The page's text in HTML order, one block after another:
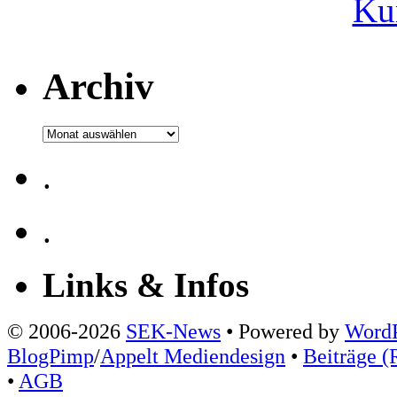
Archiv
Archiv
.
.
Links & Infos
© 2006-2026 SEK-News • Powered by
BlogPimp/Appelt Mediendesign • Beiträge
• AGB